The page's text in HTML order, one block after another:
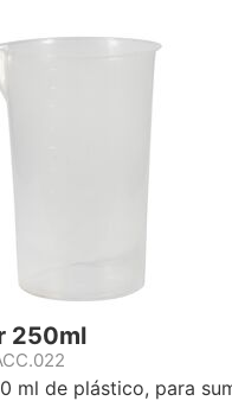
250ml
ml de plástico, para